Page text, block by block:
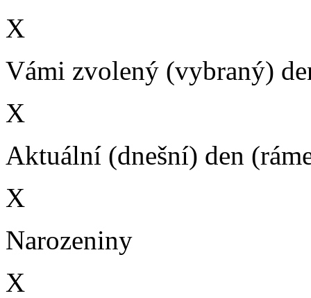
X
Vámi zvolený (vybraný)
X
Aktuální (dnešní) den
X
Narozeniny
X